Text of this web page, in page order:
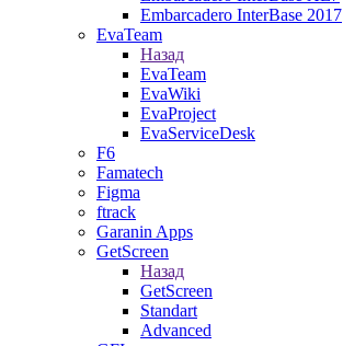
Embarcadero InterBase 2017
EvaTeam
Назад
EvaTeam
EvaWiki
EvaProject
EvaServiceDesk
F6
Famatech
Figma
ftrack
Garanin Apps
GetScreen
Назад
GetScreen
Standart
Advanced